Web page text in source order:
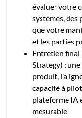
évaluer votre
systèmes, des
que votre
et les parties
Entretien final
Strategy) :
produit,
capacité à
plateforme IA
mesurable.